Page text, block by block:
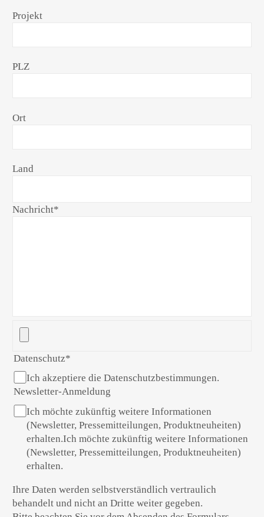
Projekt
PLZ
Ort
Land
Nachricht*
Datenschutz*
Ich akzeptiere die Datenschutzbestimmungen.
Newsletter-Anmeldung
Ich möchte zukünftig weitere Informationen
(Newsletter, Pressemitteilungen, Produktneuheiten)
erhalten.Ich möchte zukünftig weitere Informationen
(Newsletter, Pressemitteilungen, Produktneuheiten)
erhalten.
Ihre Daten werden selbstverständlich vertraulich
behandelt und nicht an Dritte weiter gegeben.